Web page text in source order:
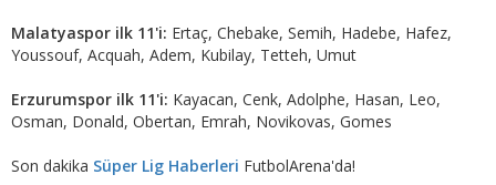
Malatyaspor ilk 11'i: Ertaç, Chebake, Semih, Hadebe, Hafez,
Youssouf, Acquah, Adem, Kubilay, Tetteh, Umut
Erzurumspor ilk 11'i: Kayacan, Cenk, Adolphe, Hasan, Leo,
Osman, Donald, Obertan, Emrah, Novikovas, Gomes
Son dakika Süper Lig Haberleri FutbolArena'da!